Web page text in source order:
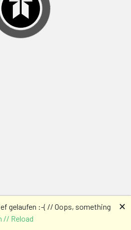
gelaufen :-( // Oops, something
// Reload
🗙